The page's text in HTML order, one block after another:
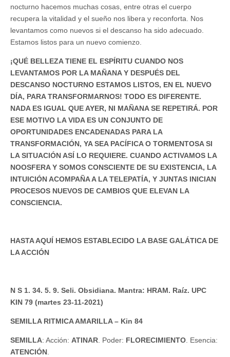
nocturno hacemos muchas cosas, entre otras el cuerpo
recupera la vitalidad y el sueño nos libera y reconforta. Nos
levantamos como nuevos si el descanso ha sido adecuado.
Estamos listos para un nuevo comienzo.
¡QUÉ BELLEZA TIENE EL ESPÍRITU CUANDO NOS
LEVANTAMOS POR LA MAÑANA Y DESPUÉS DEL
DESCANSO NOCTURNO ESTAMOS LISTOS, EN EL NUEVO
DÍA, PARA TRANSFORMARNOS! TODO ES DIFERENTE.
NADA ES IGUAL QUE AYER, NI MAÑANA SE REPETIRÁ. POR
ESE MOTIVO LA VIDA ES UN CONJUNTO DE
OPORTUNIDADES ENCADENADAS PARA LA
TRANSFORMACIÓN, YA SEA PACÍFICA O TORMENTOSA SI
LA SITUACIÓN ASÍ LO REQUIERE. CUANDO ACTIVAMOS LA
NOOSFERA Y SOMOS CONSCIENTE DE SU EXISTENCIA, LA
INTUICIÓN ACOMPAÑA A LA TELEPATÍA, Y JUNTAS INICIAN
PROCESOS NUEVOS DE CAMBIOS QUE ELEVAN LA
CONSCIENCIA.
HASTA AQUÍ HEMOS ESTABLECIDO LA BASE GALÁTICA DE
LA ACCIÓN
N S 1. 34. 5. 9. Seli. Obsidiana. Mantra: HRAM. Raíz. UPC
KIN 79 (martes 23-11-2021)
SEMILLA RITMICA AMARILLA – Kin 84
SEMILLA: Acción: ATINAR. Poder: FLORECIMIENTO. Esencia:
ATENCIÓN.